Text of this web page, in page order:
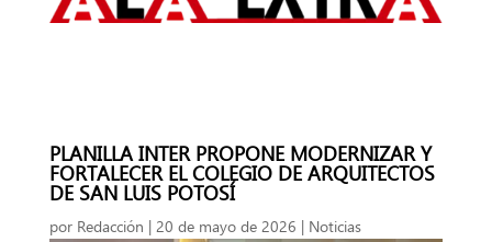
PLANILLA INTER PROPONE MODERNIZAR Y
FORTALECER EL COLEGIO DE ARQUITECTOS
DE SAN LUIS POTOSÍ
por Redacción | 20 de mayo de 2026 | Noticias